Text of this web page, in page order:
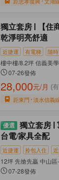
獨立套房
【住
乾淨明亮舒適
近捷運 有電梯 隨
樓中樓/8.2坪 信義美
07-26發佈
28,000元/月 (
距東門 淡水信義
獨立套房
台電/家具全配
近捷運 拎包入住
12坪 先搶先贏 中山區
07-28發佈